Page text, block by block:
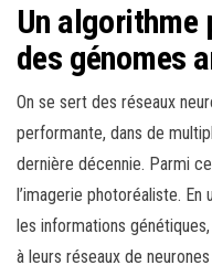
Un algorithme
des génomes
On se sert des réseaux
performante, dans de
dernière décennie. Parmi
l’imagerie photoréaliste.
les informations
à leurs réseaux de